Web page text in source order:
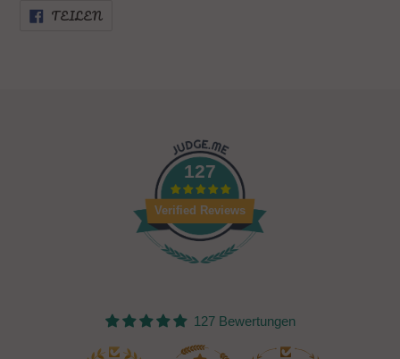
TEILENFACEBOOK
127
Verified Reviews
127 Bewertungen